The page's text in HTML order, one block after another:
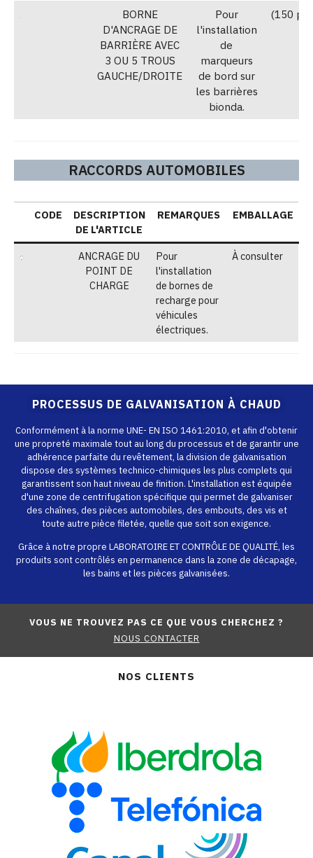
BORNE
D'ANCRAGE DE
BARRIÈRE AVEC
3 OU 5 TROUS
GAUCHE/DROITE
Pour
l'installation
de
marqueurs
de bord sur
les barrières
bionda.
(150
RACCORDS AUTOMOBILES
CODE
DESCRIPTION
DE L'ARTICLE
REMARQUES EMBALLAGE
ANCRAGE DU
POINT DE
CHARGE
Pour
l'installation
de bornes de
recharge pour
véhicules
électriques.
À consulter
PROCESSUS DE GALVANISATION À CHAUD
Conformément à la norme UNE- EN ISO 1461:2010, et afin d'obtenir
une propreté maximale tout au long du processus et de garantir une
adhérence parfaite du revêtement, la division de galvanisation
dispose des systèmes technico-chimiques les plus complets qui
garantissent son haut niveau de finition. L'installation est équipée
d'une zone de centrifugation spécifique qui permet de galvaniser
des chaînes, des pièces automobiles, des embouts, des vis et
toute autre pièce filetée, quelle que soit son exigence.
Grâce à notre propre LABORATOIRE ET CONTRÔLE DE QUALITÉ, les
produits sont contrôlés en permanence dans la zone de décapage,
les bains et les pièces galvanisées.
VOUS NE TROUVEZ PAS CE QUE VOUS CHERCHEZ ?
NOUS CONTACTER
NOS CLIENTS